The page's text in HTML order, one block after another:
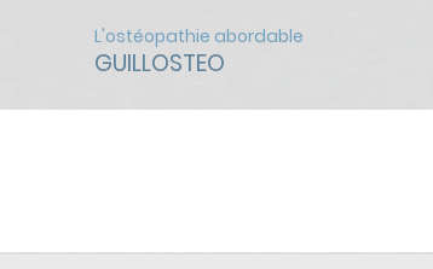
L'ostéopathie abordable
GUILLOSTEO